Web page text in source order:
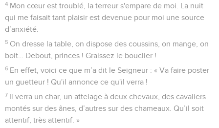
1 Message sur la vallée de la vision. Qu'as-tu donc pour
monter avec tout ton peuple sur les toits ?
2
ne seront pas victimes de l'épée, ils ne mourront pas en
combattant.
3 Tous tes chefs prennent la fuite ensemble, ils sont faits
prisonniers par les archers. Tous ceux qu’on trouve sont faits
prisonniers pendant qu’ils s’enfuient au loin.
4 Voilà pourquoi je dis : « Détournez le regard de moi,
laissez-moi pleurer amèrement, ne vous empressez pas de